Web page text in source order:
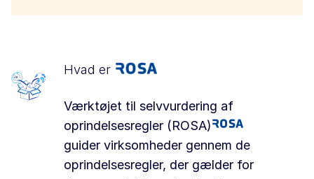
Hvad er
Værktøjet til selvvurdering af
oprindelsesregler (ROSA)
guider virksomheder gennem de
oprindelsesregler, der gælder for